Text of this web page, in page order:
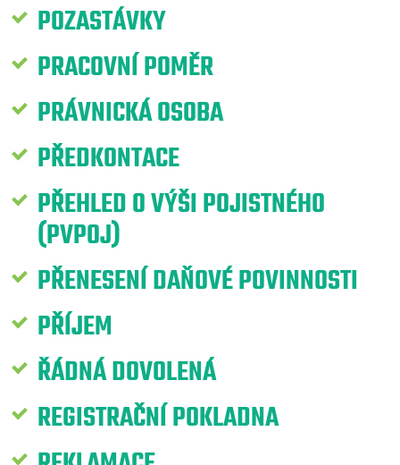
POZASTÁVKY
PRACOVNÍ POMĚR
PRÁVNICKÁ OSOBA
PŘEDKONTACE
PŘEHLED O VÝŠI POJISTNÉHO
(PVPOJ)
PŘENESENÍ DAŇOVÉ POVINNOSTI
PŘÍJEM
ŘÁDNÁ DOVOLENÁ
REGISTRAČNÍ POKLADNA